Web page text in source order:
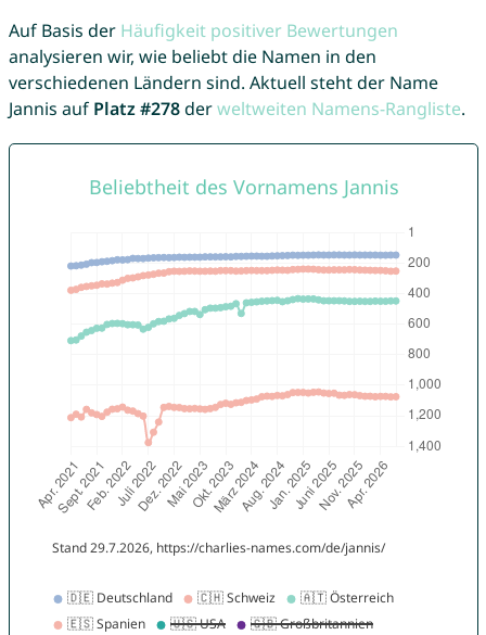
Auf Basis der Häufigkeit positiver Bewertungen
analysieren wir, wie beliebt die Namen in den
verschiedenen Ländern sind. Aktuell steht der Name
Jannis auf Platz #278derweltweiten Namens-Rangliste.